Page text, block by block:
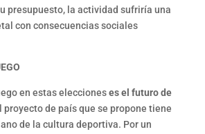
presupuesto, la actividad sufriría una
con consecuencias sociales
en estas eleccioneses el futuro de
proyecto de país que se propone tiene
de la cultura deportiva. Por un